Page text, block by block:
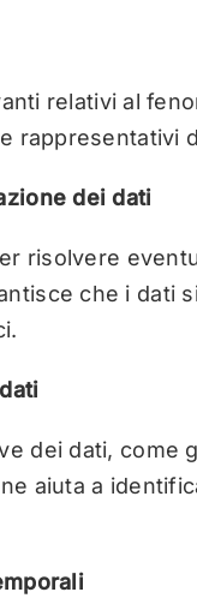
relativi al
rappresentativi
dei dati
risolvere
che i dati
dei dati, come
aiuta a